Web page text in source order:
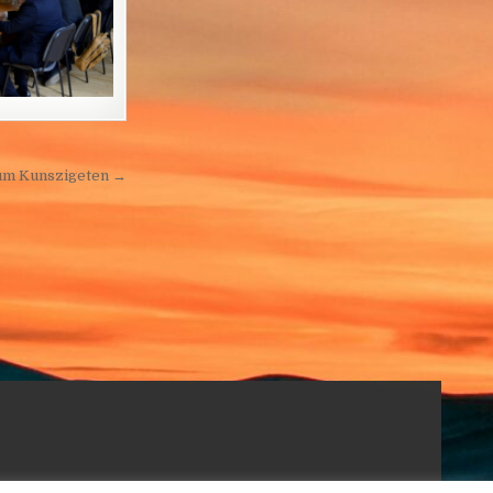
Kunszigeten →